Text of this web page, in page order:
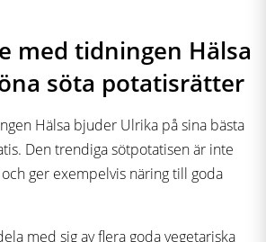
med tidningen Hälsa
söta potatisrätter
Hälsa bjuder Ulrika på sina bästa
Den trendiga sötpotatisen är inte
ger exempelvis näring till goda
med sig av flera goda vegetariska